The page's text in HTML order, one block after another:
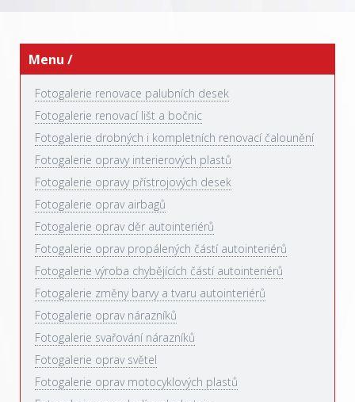
Menu /
Fotogalerie renovace palubních desek
Fotogalerie renovací lišt a bočnic
Fotogalerie drobných i kompletních renovací čalounění
Fotogalerie opravy interierových plastů
Fotogalerie opravy přístrojových desek
Fotogalerie oprav airbagů
Fotogalerie oprav děr autointeriérů
Fotogalerie oprav propálených částí autointeriérů
Fotogalerie výroba chybějících částí autointeriérů
Fotogalerie změny barvy a tvaru autointeriérů
Fotogalerie oprav nárazníků
Fotogalerie svařování nárazníků
Fotogalerie oprav světel
Fotogalerie oprav motocyklových plastů